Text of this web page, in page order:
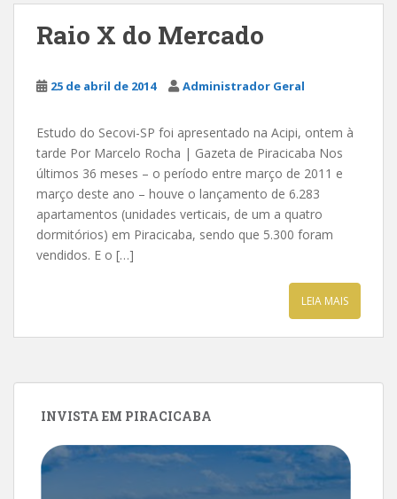
Raio X do Mercado
25 de abril de 2014 Administrador Geral
Estudo do Secovi-SP foi apresentado na Acipi, ontem à
tarde Por Marcelo Rocha | Gazeta de Piracicaba Nos
últimos 36 meses – o período entre março de 2011 e
março deste ano – houve o lançamento de 6.283
apartamentos (unidades verticais, de um a quatro
dormitórios) em Piracicaba, sendo que 5.300 foram
vendidos. E o […]
LEIA MAIS
INVISTA EM PIRACICABA